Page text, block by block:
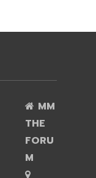
MM
THE
FORU
M